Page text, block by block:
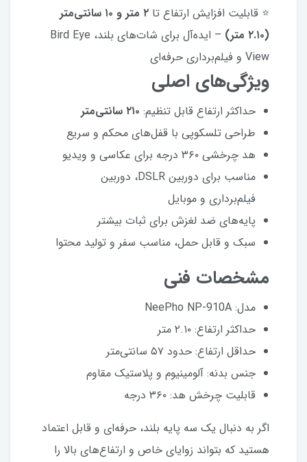
⭐ قابلیت افزایش ارتفاع تا
۲ متر و ۱۰ سانتی‌متر
(۲.۱۰ متر)
– ایده‌آل برای شات‌های بلند، Bird Eye
View و فیلم‌برداری حرفه‌ای
ویژگی‌های اصلی
حداکثر ارتفاع قابل تنظیم: ۲۱۰ سانتی‌متر
طراحی تلسکوپی با قفل‌های محکم و سریع
هد چرخشی ۳۶۰ درجه برای عکاسی و ویدیو
مناسب برای دوربین DSLR، دوربین
فیلم‌برداری و موبایل
پایه‌های ضد لغزش برای ثبات بیشتر
سبک و قابل حمل، مناسب سفر و تولید محتوا
مشخصات فنی
مدل: NeePho NP-910A
حداکثر ارتفاع: ۲.۱۰ متر
حداقل ارتفاع: حدود ۵۷ سانتی‌متر
جنس بدنه: آلومینیوم و پلاستیک مقاوم
قابلیت چرخش هد: ۳۶۰ درجه
اگر به دنبال یک سه پایه بلند، حرفه‌ای و قابل اعتماد
هستید که بتواند زوایای خاص و ارتفاع‌های بالا را